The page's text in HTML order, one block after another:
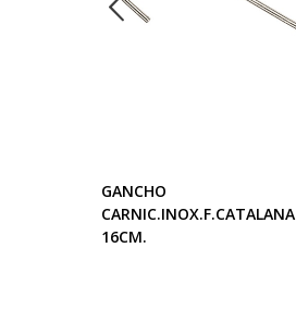
GANCHO
CARNIC.INOX.F.CATALANA
16CM.